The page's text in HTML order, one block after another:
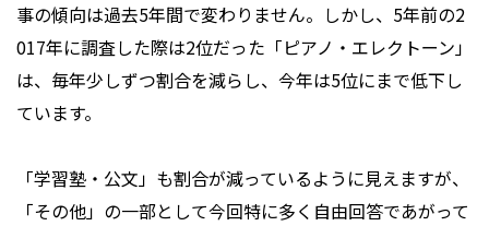
事の傾向は過去5年間で変わりません。しかし、5年前の2
017年に調査した際は2位だった「ピアノ・エレクトーン」
は、毎年少しずつ割合を減らし、今年は5位にまで低下し
ています。
「学習塾・公文」も割合が減っているように見えますが、
「その他」の一部として今回特に多く自由回答であがって